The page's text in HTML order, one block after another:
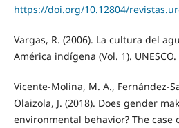
https://doi.org/10.12804/
Vargas, R. (2006). La cultura del
América indígena (Vol. 1). UNESCO.
Vicente-Molina, M. A., Fernández-
Olaizola, J. (2018). Does gender
environmental behavior? The case